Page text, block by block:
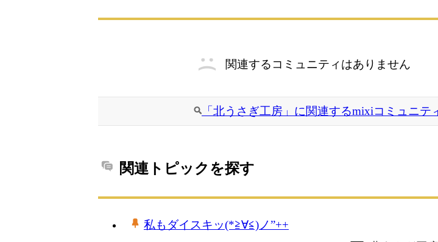
関連するコミュニティはありません
「北うさぎ工房」に関連するmixiコミュニテ
関連トピックを探す
私もダイスキッ(*≧∀≦)ノ”++